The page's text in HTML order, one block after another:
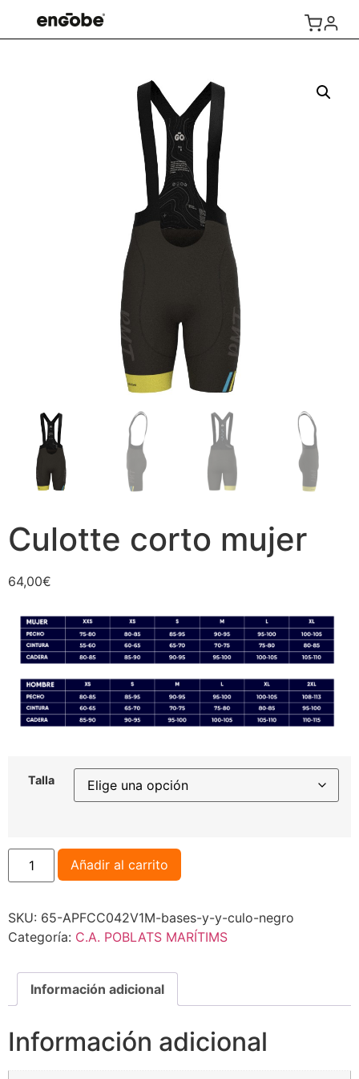
Culotte corto mujer
64,00€
Talla
Añadir al carrito
SKU: 65-APFCC042V1M-bases-y-y-culo-negro
Categoría: C.A. POBLATS MARÍTIMS
Información adicional
Información adicional